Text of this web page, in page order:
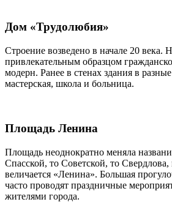
Дом «Трудолюбия»
Строение возведено в начале 20 века.
привлекательным образцом
модерн. Ранее в стенах здания в
мастерская, школа и больница.
Площадь Ленина
Площадь неоднократно меняла
Спасской, то Советской, то Свердлова,
величается «Ленина». Большая
часто проводят праздничные
жителями города.